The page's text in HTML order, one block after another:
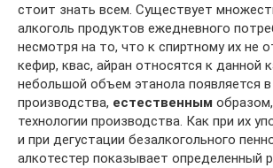
стоит знать всем. Существует
алкоголь продуктов ежедневного
несмотря на то, что к спиртному их не
кефир, квас, айран относятся к данной
небольшой объем этанола появляется в
производства, естественным
технологии производства. Как при их
и при дегустации безалкогольного
алкотестер показывает определенный